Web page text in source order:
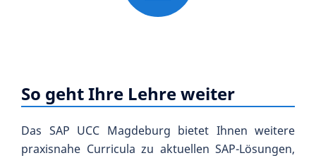
So geht Ihre Lehre weiter
Das SAP UCC Magdeburg bietet Ihnen weitere
praxisnahe Curricula zu aktuellen SAP-Lösungen,